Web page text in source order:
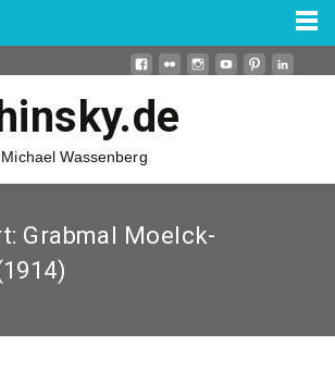
Wassenberg
Grabmal Moelck-